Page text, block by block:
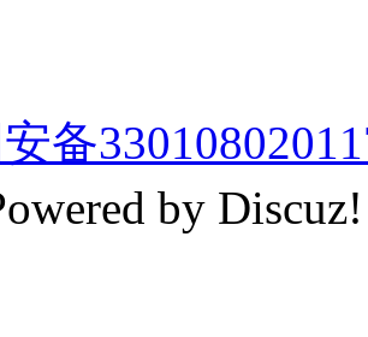
备
by